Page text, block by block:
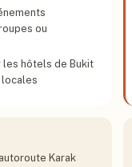
ou
les hôtels de Bukit
locales
Karak